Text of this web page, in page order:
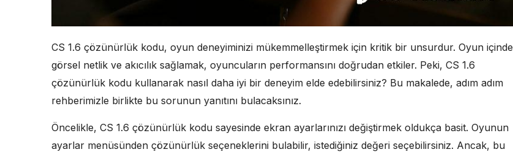
CS 1.6 çözünürlük kodu, oyun deneyiminizi mükemmelleştirmek için kritik bir unsurdur. Oyun içinde
görsel netlik ve akıcılık sağlamak, oyuncuların performansını doğrudan etkiler. Peki, CS 1.6
çözünürlük kodu kullanarak nasıl daha iyi bir deneyim elde edebilirsiniz? Bu makalede, adım adım
rehberimizle birlikte bu sorunun yanıtını bulacaksınız.
Öncelikle, CS 1.6 çözünürlük kodu sayesinde ekran ayarlarınızı değiştirmek oldukça basit. Oyunun
ayarlar menüsünden çözünürlük seçeneklerini bulabilir, istediğiniz değeri seçebilirsiniz. Ancak, bu